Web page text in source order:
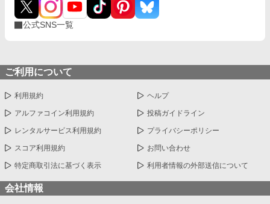
公式SNS一覧
ご利用について
利用規約 ヘルプ
アルファコイン利用規約 投稿ガイドライン
レンタルサービス利用規約 プライバシーポリシー
スコア利用規約 お問い合わせ
特定商取引法に基づく表示 利用者情報の外部送信について
会社情報